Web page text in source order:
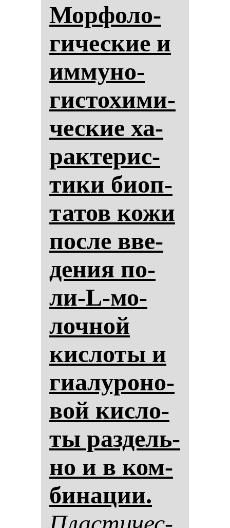
Мор­фо­ло­
ги­чес­кие и
им­му­но­
гис­то­хи­ми­
чес­кие ха­
рак­те­рис­
ти­ки би­оп­
та­тов ко­жи
пос­ле вве­
де­ния по­
ли-L-мо­
лоч­ной
кис­ло­ты и
ги­алу­ро­но­
вой кис­ло­
ты раз­дель­
но и в ком­
би­на­ции.